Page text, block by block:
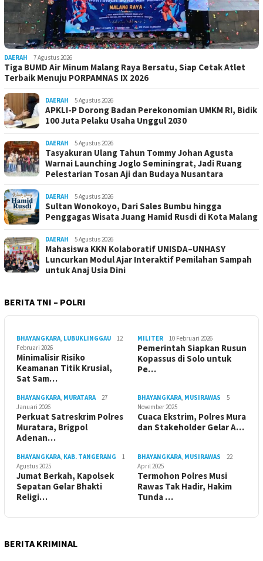
DAERAH 7 Agustus 2026
Tiga BUMD Air Minum Malang Raya Bersatu, Siap Cetak Atlet
Terbaik Menuju PORPAMNAS IX 2026
DAERAH 5 Agustus 2026
APKLI-P Dorong Badan Perekonomian UMKM RI, Bidik
100 Juta Pelaku Usaha Unggul 2030
DAERAH 5 Agustus 2026
Tasyakuran Ulang Tahun Tommy Johan Agusta
Warnai Launching Joglo Seminingrat, Jadi Ruang
Pelestarian Tosan Aji dan Budaya Nusantara
DAERAH 5 Agustus 2026
Sultan Wonokoyo, Dari Sales Bumbu hingga
Penggagas Wisata Juang Hamid Rusdi di Kota Malang
DAERAH 5 Agustus 2026
Mahasiswa KKN Kolaboratif UNISDA–UNHASY
Luncurkan Modul Ajar Interaktif Pemilahan Sampah
untuk Anaj Usia Dini
BERITA TNI – POLRI
BHAYANGKARA, LUBUKLINGGAU
12
Februari 2026
Minimalisir Risiko
Keamanan Titik Krusial,
Sat Sam…
MILITER 10 Februari 2026
Pemerintah Siapkan Rusun
Kopassus di Solo untuk
Pe…
BHAYANGKARA, MURATARA
27
Januari 2026
Perkuat Satreskrim Polres
Muratara, Brigpol
Adenan…
BHAYANGKARA, MUSIRAWAS
5
November 2025
Cuaca Ekstrim, Polres Mura
dan Stakeholder Gelar A…
BHAYANGKARA, KAB. TANGERANG
1
Agustus 2025
Jumat Berkah, Kapolsek
Sepatan Gelar Bhakti
Religi…
BHAYANGKARA, MUSIRAWAS
22
April 2025
Termohon Polres Musi
Rawas Tak Hadir, Hakim
Tunda …
BERITA KRIMINAL